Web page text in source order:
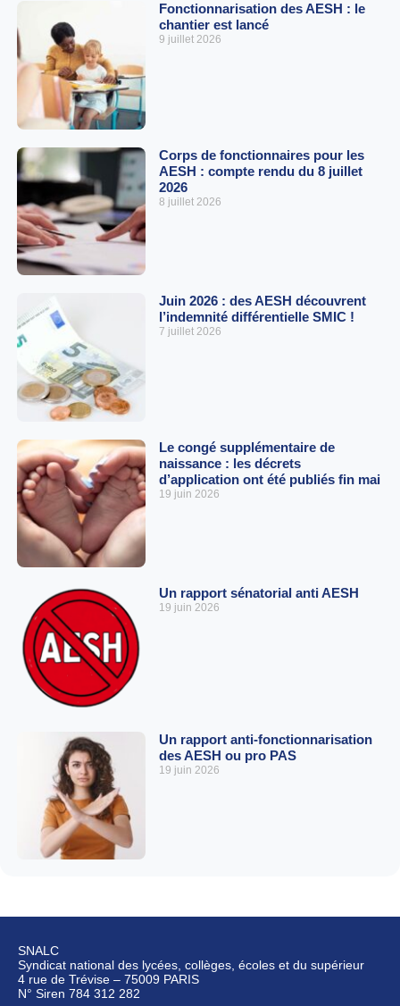
Fonctionnarisation des AESH : le
chantier est lancé
9 juillet 2026
Corps de fonctionnaires pour les
AESH : compte rendu du 8 juillet
2026
8 juillet 2026
Juin 2026 : des AESH découvrent
l’indemnité différentielle SMIC !
7 juillet 2026
Le congé supplémentaire de
naissance : les décrets
d’application ont été publiés fin mai
19 juin 2026
Un rapport sénatorial anti AESH
19 juin 2026
Un rapport anti-fonctionnarisation
des AESH ou pro PAS
19 juin 2026
SNALC
Syndicat national des lycées, collèges, écoles et du supérieur
4 rue de Trévise – 75009 PARIS
N° Siren 784 312 282